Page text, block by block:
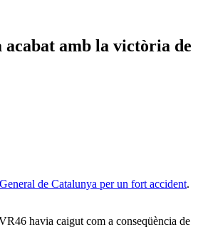
amb la victòria de
de Catalunya per un fort accident.
havia caigut com a conseqüència de